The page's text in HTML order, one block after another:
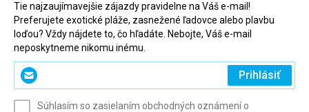
Tie najzaujímavejšie zájazdy pravidelne na Váš e-mail!
Preferujete exotické pláže, zasnežené ľadovce alebo plavbu
loďou? Vždy nájdete to, čo hľadáte. Nebojte, Váš e-mail
neposkytneme nikomu inému.
Zadajte
svoj
Prihlásiť
Súhlasím so zasielaním obchodných oznámení o